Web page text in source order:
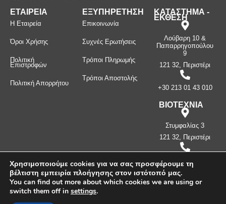
ΕΤΑΙΡΕΙΑ
Η Εταιρεία
Όροι Χρήσης
Πολιτική
Επιστροφών
Πολιτική Απορρήτου
ΕΞΥΠΗΡΕΤΗΣΗ
Επικοινωνία
Συχνές Ερωτήσεις
Τρόποι Πληρωμής
Τρόποι Αποστολής
ΚΑΤΑΣΤΗΜΑ -
ΕΚΘΕΣΗ
Λούβαρη 10 &
Παπαρρηγοπούλου
9
121 32, Περιστέρι
+30 213 01 43 010
ΒΙΟΤΕΧΝΙΑ
Στυμφαλίας 3
121 32, Περιστέρι
397
Πνευματικά δικαιώματα ©2026
Χρησιμοποιούμε cookies για να σας προσφέρουμε τη
βέλτιστη εμπειρία πλοήγησης στον ιστότοπό μας.
You can find out more about which cookies we are using or
switch them off in settings.